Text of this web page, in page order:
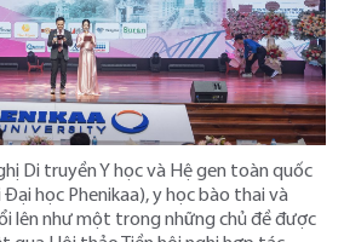
Di truyền Y học và Hệ gen toàn quốc
học Phenikaa), y học bào thai và
lên như một trong những chủ đề được